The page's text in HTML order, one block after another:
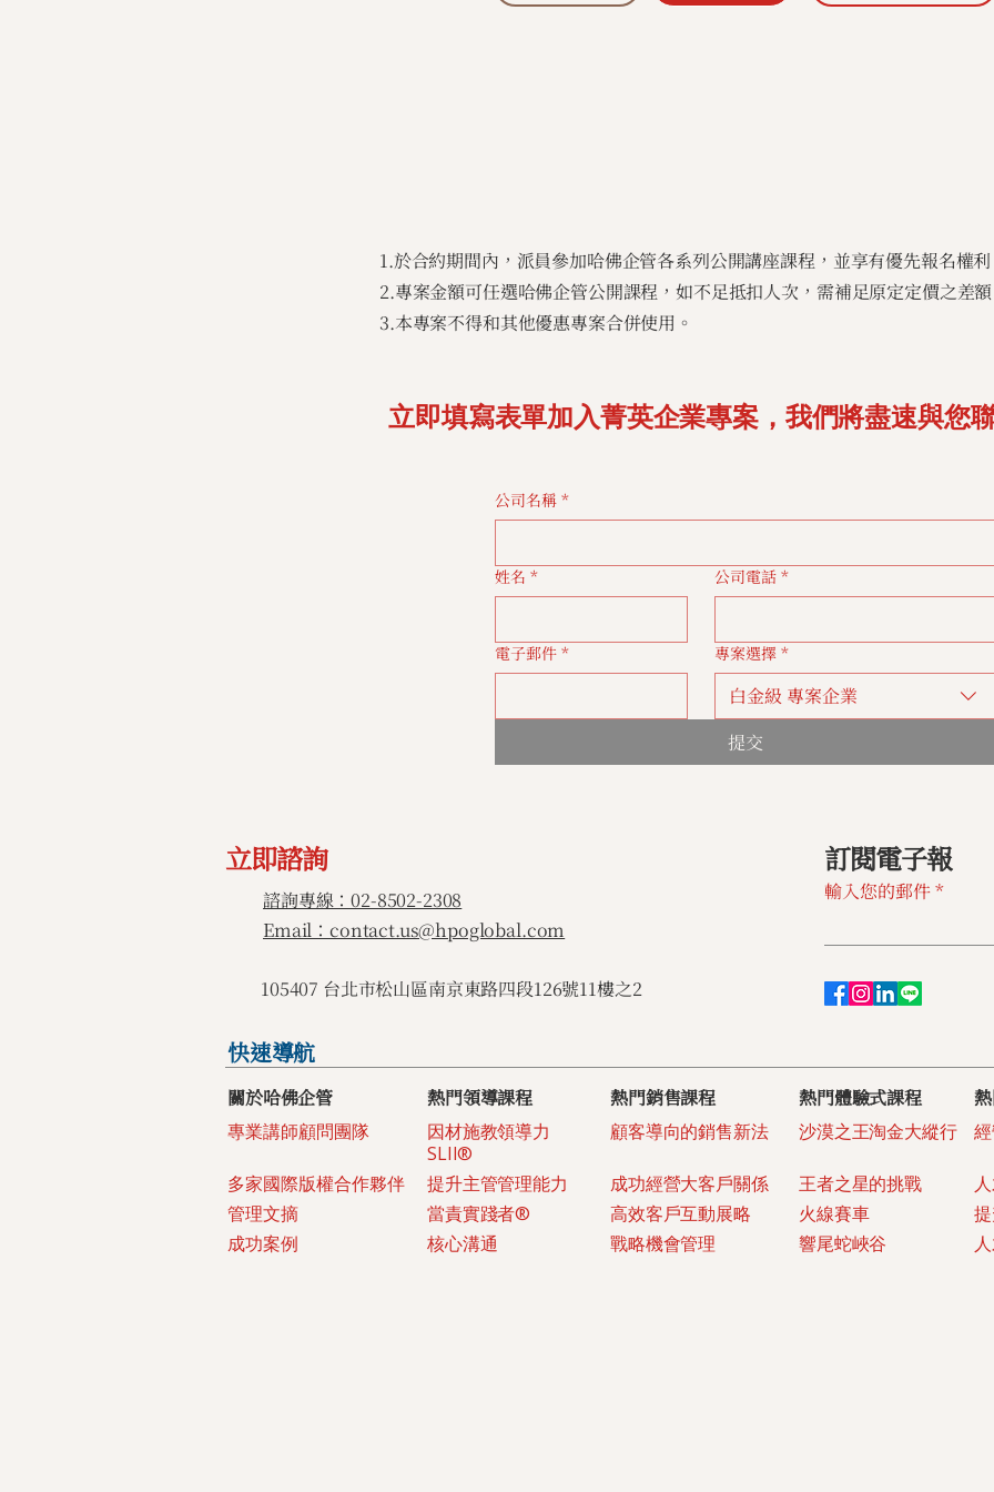
1.於合約期間內，派員參加哈佛企管各系列公開講座課程，並享有優先報名權
2.專案金額可任選哈佛企管公開課程，如不足抵扣人次，需補足原定定價之差
3.本專案不得和其他優惠專案合併使用。
立即填寫表單加入菁英企業專案，我們將盡速與您
公司名稱 *
姓名 * 公司電話 *
電子郵件 * 專案選擇 *
白金級 專案企業
提交
立即諮詢
諮詢專線：02-8502-2308
Email：contact.us@hpoglobal.com
​105407 台北市松山區南京東路四段126號11樓之2
訂閱電子報
輸入您的郵件
快速導航
​關於哈佛企管
專業講師顧問團隊
多家國際版權合作夥伴
管理文摘
成功案例
​熱門領導課程
​因材施教領導力
SLII®
提升主管管理能力
當責實踐者®
核心溝通
​熱門銷售課程
顧客導向的銷售新法
成功經營大客戶關係
高效客戶互動展略
戰略機會管理
熱門體驗式課程
沙漠之王淘金大縱行
王者之星的挑戰
火線賽車
響尾蛇峽谷